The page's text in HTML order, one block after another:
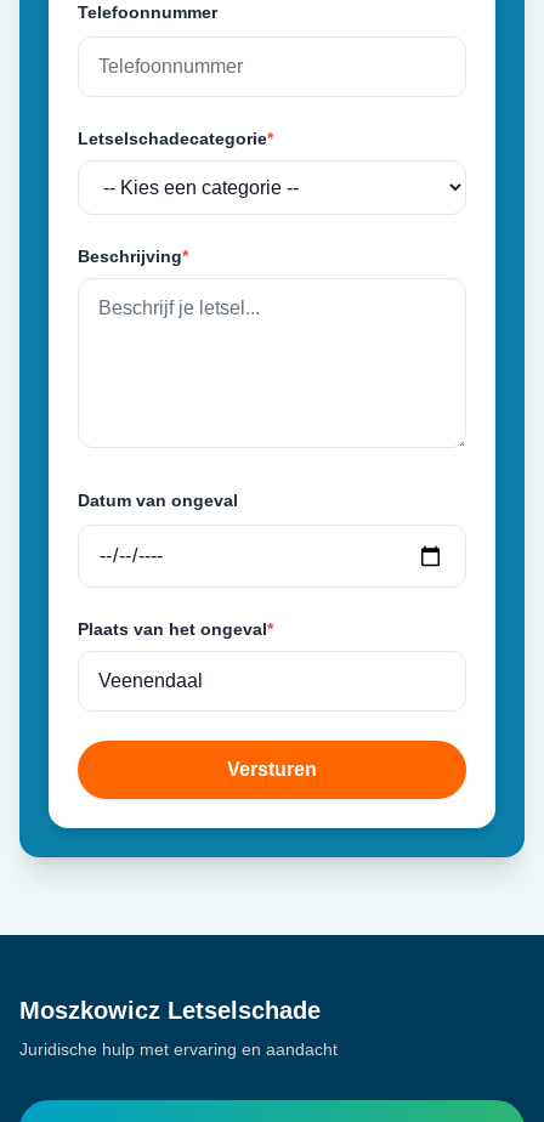
Telefoonnummer
Letselschadecategorie*
Beschrijving*
Datum van ongeval
Plaats van het ongeval*
Versturen
Moszkowicz Letselschade
Juridische hulp met ervaring en aandacht